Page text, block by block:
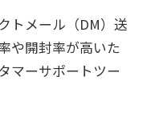
トメール（DM）送
や開封率が高いた
マーサポートツー